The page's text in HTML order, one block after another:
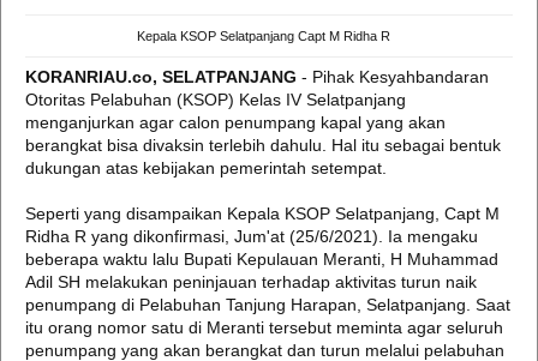
Kepala KSOP Selatpanjang Capt M Ridha R
KORANRIAU.co, SELATPANJANG - Pihak Kesyahbandaran
Otoritas Pelabuhan (KSOP) Kelas IV Selatpanjang
menganjurkan agar calon penumpang kapal yang akan
berangkat bisa divaksin terlebih dahulu. Hal itu sebagai bentuk
dukungan atas kebijakan pemerintah setempat.
Seperti yang disampaikan Kepala KSOP Selatpanjang, Capt M
Ridha R yang dikonfirmasi, Jum'at (25/6/2021). Ia mengaku
beberapa waktu lalu Bupati Kepulauan Meranti, H Muhammad
Adil SH melakukan peninjauan terhadap aktivitas turun naik
penumpang di Pelabuhan Tanjung Harapan, Selatpanjang. Saat
itu orang nomor satu di Meranti tersebut meminta agar seluruh
penumpang yang akan berangkat dan turun melalui pelabuhan